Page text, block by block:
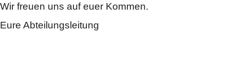
Wir freuen uns auf euer Kommen.
Eure Abteilungsleitung